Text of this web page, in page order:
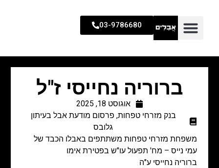
03-9786680
ברוריה נחייסי ז"ל
אוגוסט 18, 2025
בנק מזרחי טפחות, פרסום מודעת אבל בעיתון
גלובס
משפחת מזרחי טפחות משתתפים באבלו הכבד של
עמי נייס – מח' תפעול עו"ש בפטירת אימו
ברוריה נחייסי ע"ה